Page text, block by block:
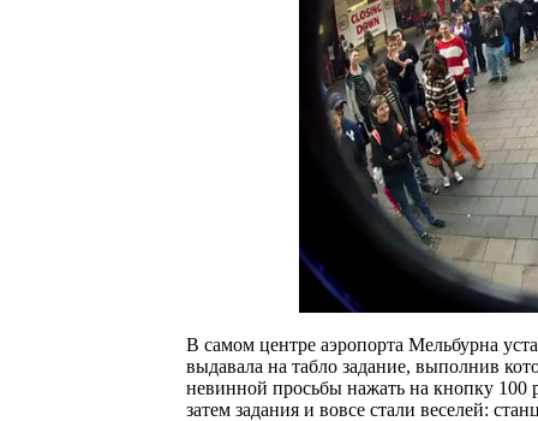
В самом центре аэропорта Мельбурна
выдавала на табло задание, выполнив
невинной просьбы нажать на кнопку 100
затем задания и вовсе стали веселей: